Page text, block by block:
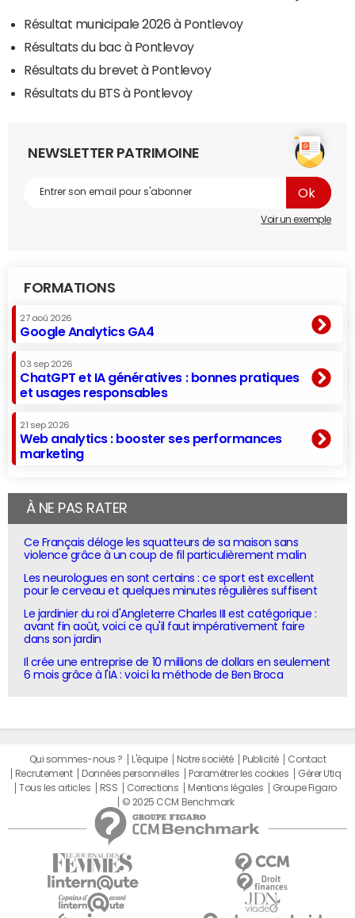
Résultat municipale 2026 à Pontlevoy
Résultats du bac à Pontlevoy
Résultats du brevet à Pontlevoy
Résultats du BTS à Pontlevoy
NEWSLETTER PATRIMOINE
Voir un exemple
FORMATIONS
27 aoû 2026
Google Analytics GA4
03 sep 2026
ChatGPT et IA génératives : bonnes pratiques
et usages responsables
21 sep 2026
Web analytics : booster ses performances
marketing
À NE PAS RATER
Ce Français déloge les squatteurs de sa maison sans
violence grâce à un coup de fil particulièrement malin
Les neurologues en sont certains : ce sport est excellent
pour le cerveau et quelques minutes régulières suffisent
Le jardinier du roi d'Angleterre Charles III est catégorique :
avant fin août, voici ce qu'il faut impérativement faire
dans son jardin
Il crée une entreprise de 10 millions de dollars en seulement
6 mois grâce à l'IA : voici la méthode de Ben Broca
Qui sommes-nous ? L'équipe Notre société Publicité
Contact
Recrutement
Données personnelles Paramétrer les cookies
Gérer Utiq
Tous les articles
RSS Corrections Mentions légales
Groupe Figaro
© 2025 CCM Benchmark